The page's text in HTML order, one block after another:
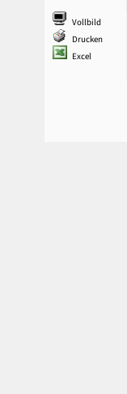
Vollbild
Drucken
Excel